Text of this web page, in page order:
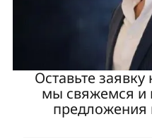
Оставьте
мы свяжемся и
предложения